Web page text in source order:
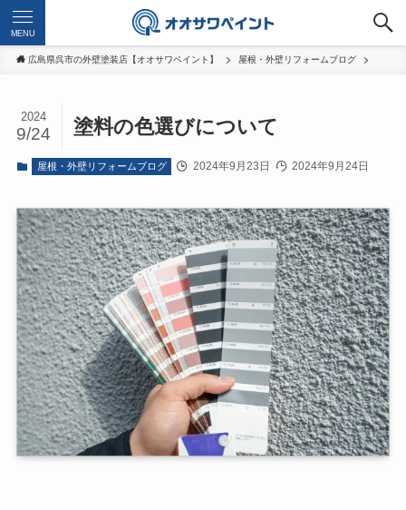
MENU
広島県呉市の外壁塗装店【オオサワペイント】 屋根・外壁リフォームブログ
塗料の色選びについて
2024
9/24
屋根・外壁リフォームブログ 2024年9月23日 2024年9月24日